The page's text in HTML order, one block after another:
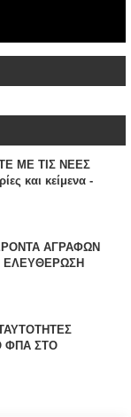
ΜΕ ΤΙΣ ΝΕΕΣ
και κείμενα -
ΑΓΡΑΦΩΝ
ΕΛΕΥΘΕΡΩΣΗ
ΦΠΑ ΣΤΟ